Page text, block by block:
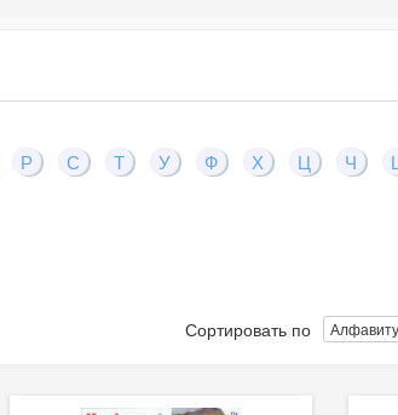
Р С Т У Ф Х Ц Ч
Сортировать по Алфавиту